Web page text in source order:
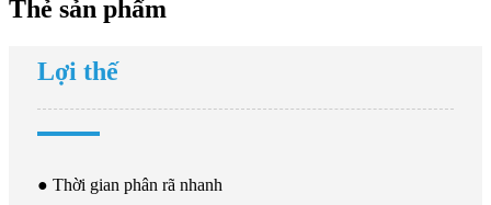
Thẻ sản phẩm
Lợi thế
● Thời gian phân rã nhanh